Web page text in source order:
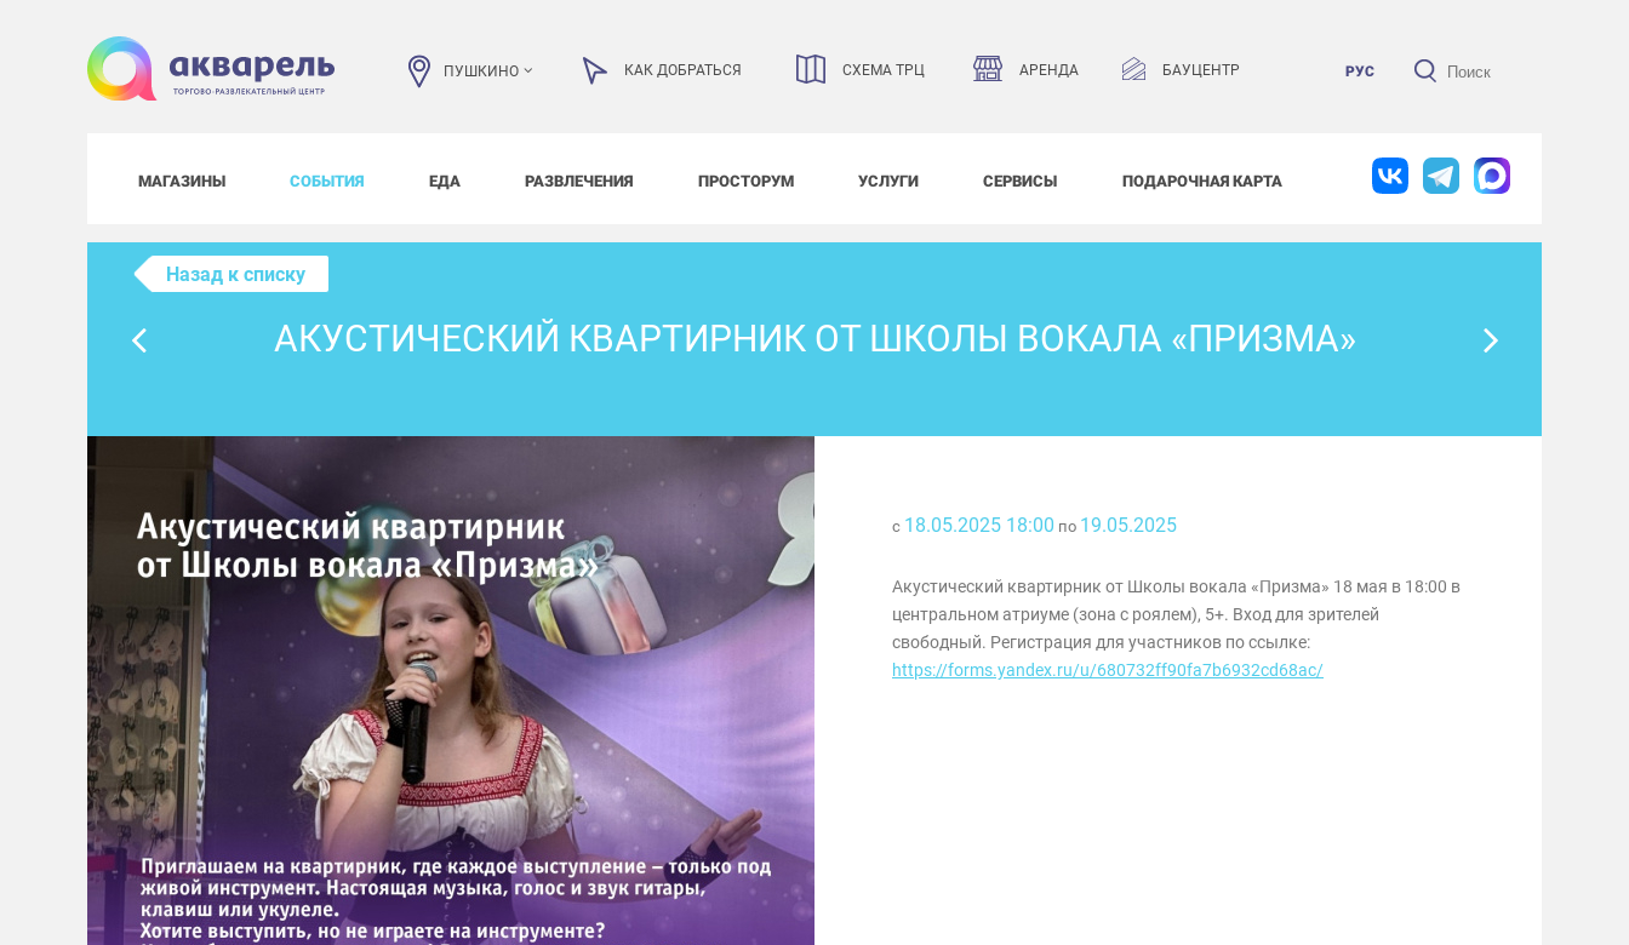
ПУШКИНО КАК ДОБРАТЬСЯ СХЕМА ТРЦ АРЕНДА БАУЦЕНТР РУС
МАГАЗИНЫ СОБЫТИЯ ЕДА РАЗВЛЕЧЕНИЯ ПРОСТОРУМ УСЛУГИ СЕРВИСЫ ПОДАРОЧНАЯ КАРТА
Назад к списку
АКУСТИЧЕСКИЙ КВАРТИРНИК ОТ ШКОЛЫ ВОКАЛА «ПРИЗМА»
с 18.05.2025 18:00 по 19.05.2025
Акустический квартирник от Школы вокала «Призма» 18 мая в 18:00 в
центральном атриуме (зона с роялем), 5+. Вход для зрителей
свободный. Регистрация для участников по ссылке:
https://forms.yandex.ru/u/680732ff90fa7b6932cd68ac/